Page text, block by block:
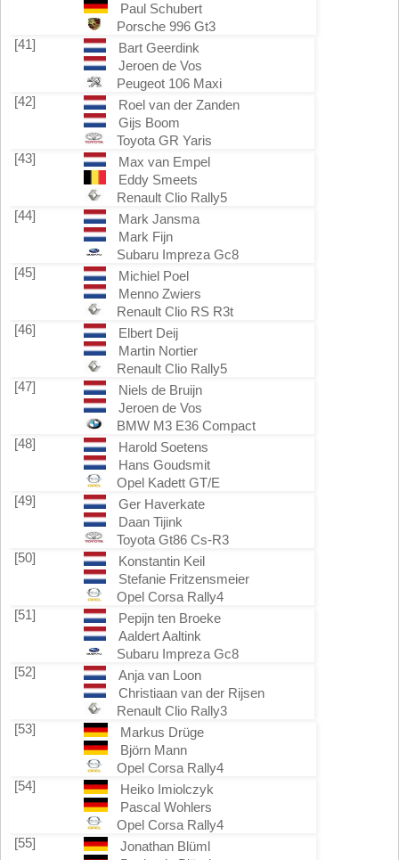
Paul Schubert
Porsche 996 Gt3
[41]
Bart Geerdink
Jeroen de Vos
Peugeot 106 Maxi
[42]
Roel van der Zanden
Gijs Boom
Toyota GR Yaris
[43]
Max van Empel
Eddy Smeets
Renault Clio Rally5
[44]
Mark Jansma
Mark Fijn
Subaru Impreza Gc8
[45]
Michiel Poel
Menno Zwiers
Renault Clio RS R3t
[46]
Elbert Deij
Martin Nortier
Renault Clio Rally5
[47]
Niels de Bruijn
Jeroen de Vos
BMW M3 E36 Compact
[48]
Harold Soetens
Hans Goudsmit
Opel Kadett GT/E
[49]
Ger Haverkate
Daan Tijink
Toyota Gt86 Cs-R3
[50]
Konstantin Keil
Stefanie Fritzensmeier
Opel Corsa Rally4
[51]
Pepijn ten Broeke
Aaldert Aaltink
Subaru Impreza Gc8
[52]
Anja van Loon
Christiaan van der Rijsen
Renault Clio Rally3
[53]
Markus Drüge
Björn Mann
Opel Corsa Rally4
[54]
Heiko Imiolczyk
Pascal Wohlers
Opel Corsa Rally4
[55]
Jonathan Blüml